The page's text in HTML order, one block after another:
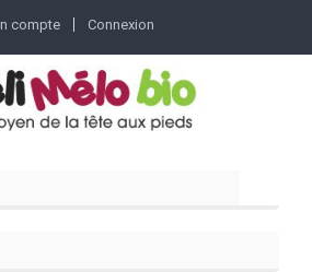
compte Connexion